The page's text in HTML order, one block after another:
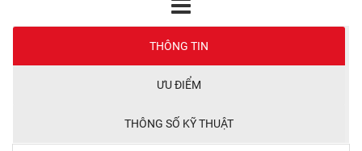
THÔNG TIN
ƯU ĐIỂM
THÔNG SỐ KỸ THUẬT